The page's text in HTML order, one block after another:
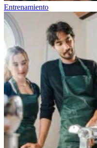
Entrenamiento